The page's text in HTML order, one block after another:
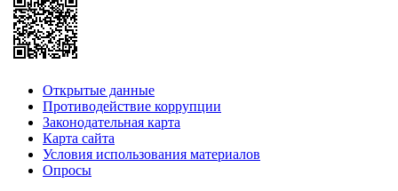
Открытые данные
Противодействие коррупции
Законодательная карта
Карта сайта
Условия использования материалов
Опросы